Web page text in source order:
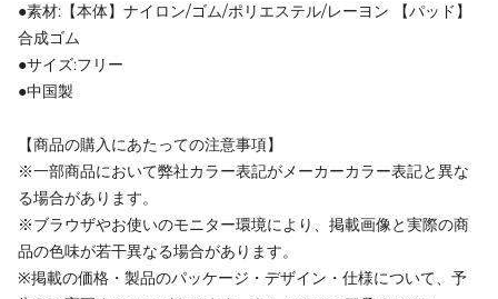
●素材:【本体】ナイロン/ゴム/ポリエステル/レーヨン 【パッド】
合成ゴム
●サイズ:フリー
●中国製
【商品の購入にあたっての注意事項】
※一部商品において弊社カラー表記がメーカーカラー表記と異な
る場合があります。
※ブラウザやお使いのモニター環境により、掲載画像と実際の商
品の色味が若干異なる場合があります。
※掲載の価格・製品のパッケージ・デザイン・仕様について、予